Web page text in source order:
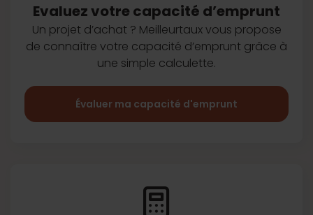
Evaluez votre capacité d’emprunt
Un projet d’achat ? Meilleurtaux vous propose
de connaître votre capacité d’emprunt grâce à
une simple calculette.
Évaluer ma capacité d'emprunt